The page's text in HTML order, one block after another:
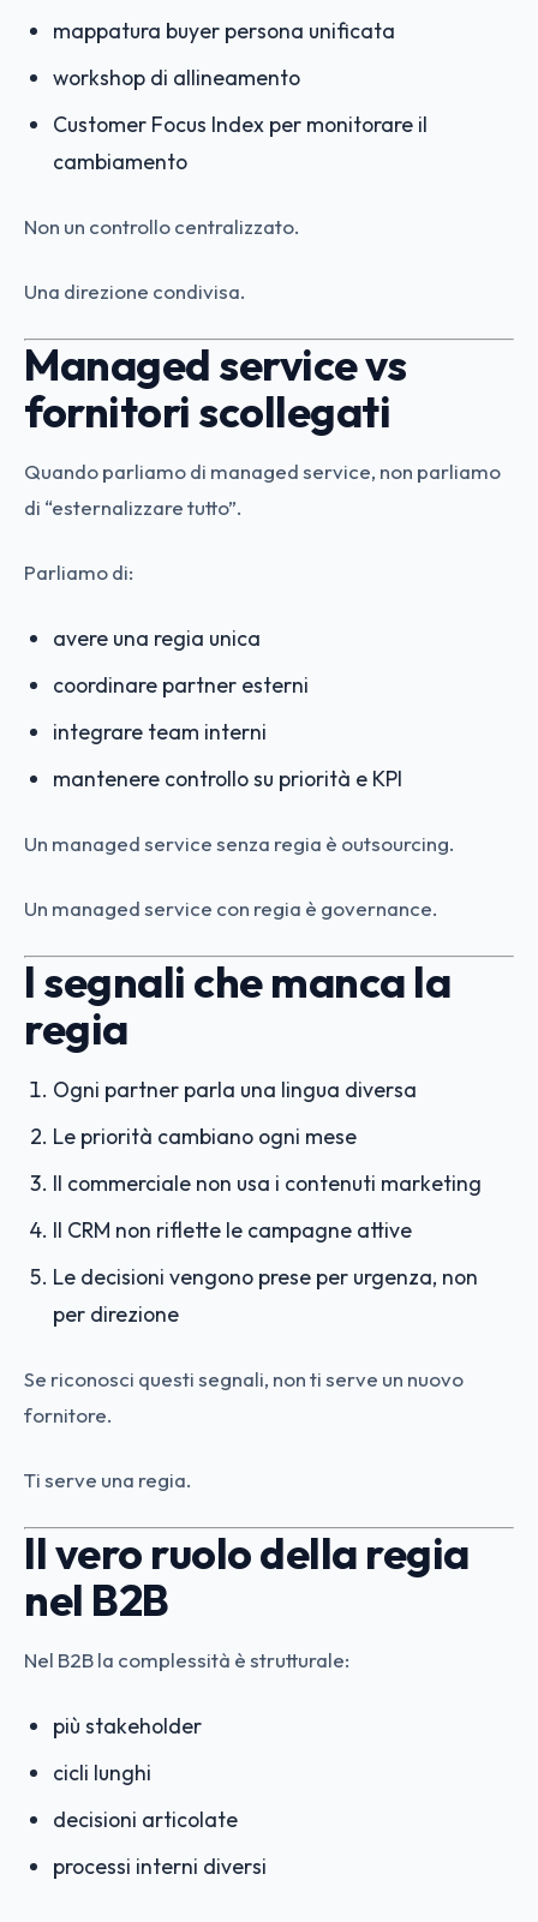
mappatura buyer persona unificata
workshop di allineamento
Customer Focus Index per monitorare il
cambiamento
Non un controllo centralizzato.
Una direzione condivisa.
Managed service vs
fornitori scollegati
Quando parliamo di managed service, non parliamo
di “esternalizzare tutto”.
Parliamo di:
avere una regia unica
coordinare partner esterni
integrare team interni
mantenere controllo su priorità e KPI
Un managed service senza regia è outsourcing.
Un managed service con regia è governance.
I segnali che manca la
regia
Ogni partner parla una lingua diversa
Le priorità cambiano ogni mese
Il commerciale non usa i contenuti marketing
Il CRM non riflette le campagne attive
Le decisioni vengono prese per urgenza, non
per direzione
Se riconosci questi segnali, non ti serve un nuovo
fornitore.
Ti serve una regia.
Il vero ruolo della regia
nel B2B
Nel B2B la complessità è strutturale:
più stakeholder
cicli lunghi
decisioni articolate
processi interni diversi